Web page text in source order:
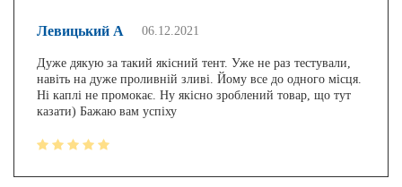
Левицький А 06.12.2021
Дуже дякую за такий якісний тент. Уже не раз тестували,
навіть на дуже проливній зливі. Йому все до одного місця.
Ні каплі не промокає. Ну якісно зроблений товар, що тут
казати) Бажаю вам успіху